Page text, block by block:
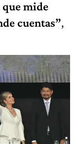
mide
cuentas”,